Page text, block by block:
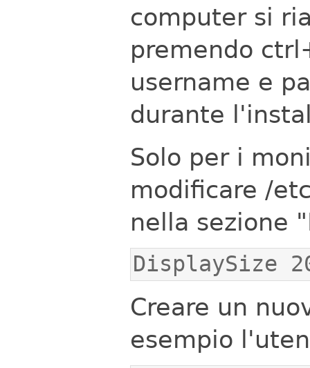
computer si
premendo
username e
durante
Solo per i
modificare /
nella sezione
DisplaySize
Creare un
esempio